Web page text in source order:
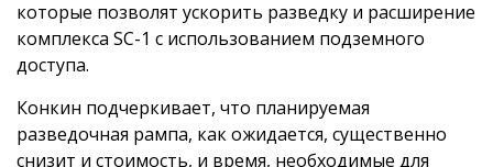
которые позволят ускорить разведку и расширение
комплекса SC-1 с использованием подземного
доступа.
Конкин подчеркивает, что планируемая
разведочная рампа, как ожидается, существенно
снизит и стоимость, и время, необходимые для